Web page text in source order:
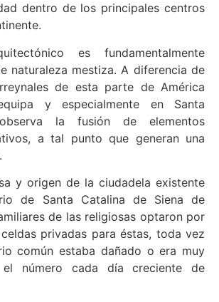
dentro de los principales centros
es fundamentalmente
naturaleza mestiza. A diferencia de
de esta parte de América
y especialmente en Santa
la fusión de elementos
a tal punto que generan una
y origen de la ciudadela existente
de Santa Catalina de Siena de
de las religiosas optaron por
privadas para éstas, toda vez
común estaba dañado o era muy
el número cada día creciente de